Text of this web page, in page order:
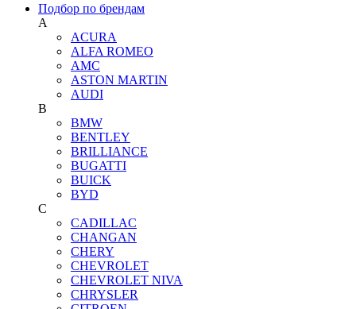
Подбор по брендам
A
ACURA
ALFA ROMEO
AMC
ASTON MARTIN
AUDI
B
BMW
BENTLEY
BRILLIANCE
BUGATTI
BUICK
BYD
C
CADILLAC
CHANGAN
CHERY
CHEVROLET
CHEVROLET NIVA
CHRYSLER